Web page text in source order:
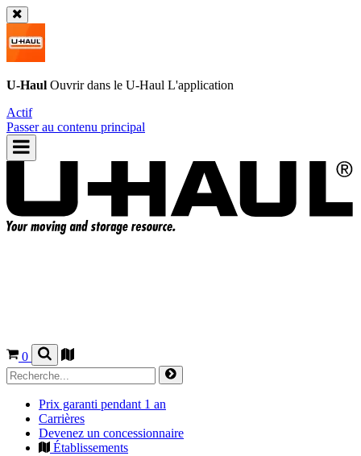
U-Haul Ouvrir dans le U-Haul L'application
Actif
Passer au contenu principal
0
Prix garanti pendant 1 an
Carrières
Devenez un concessionnaire
Établissements